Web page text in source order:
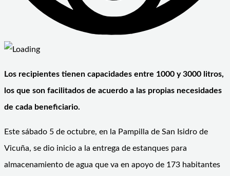
Los recipientes tienen capacidades entre 1000 y 3000 litros,
los que son facilitados de acuerdo a las propias necesidades
de cada beneficiario.
Este sábado 5 de octubre, en la Pampilla de San Isidro de
Vicuña, se dio inicio a la entrega de estanques para
almacenamiento de agua que va en apoyo de 173 habitantes